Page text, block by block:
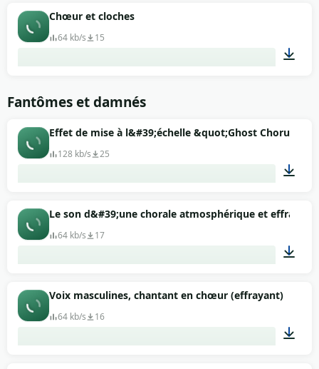
Chœur et cloches
64 kb/s 15
Fantômes et damnés
Effet de mise à l&#39;échelle &quot;Ghost
128 kb/s 25
00:11
Le son d&#39;une chorale atmosphérique et
64 kb/s 17
00:42
Voix masculines, chantant en chœur (effrayant)
64 kb/s 16